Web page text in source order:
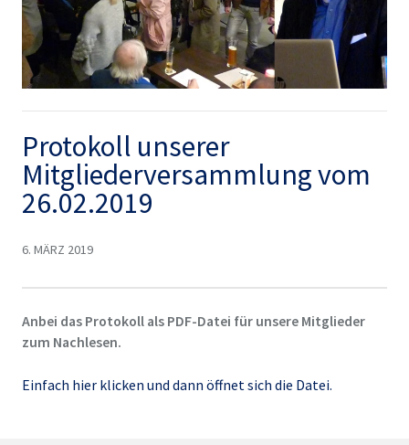
Protokoll unserer
Mitgliederversammlung vom
26.02.2019
6. MÄRZ 2019
Anbei das Protokoll als PDF-Datei für unsere Mitglieder
zum Nachlesen.
Einfach hier klicken und dann öffnet sich die Datei.